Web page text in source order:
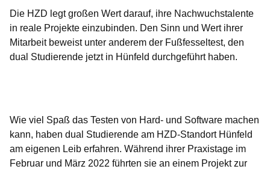
Die HZD legt großen Wert darauf, ihre Nachwuchstalente
in reale Projekte einzubinden. Den Sinn und Wert ihrer
Mitarbeit beweist unter anderem der Fußfesseltest, den
dual Studierende jetzt in Hünfeld durchgeführt haben.
Wie viel Spaß das Testen von Hard- und Software machen
kann, haben dual Studierende am HZD-Standort Hünfeld
am eigenen Leib erfahren. Während ihrer Praxistage im
Februar und März 2022 führten sie an einem Projekt zur